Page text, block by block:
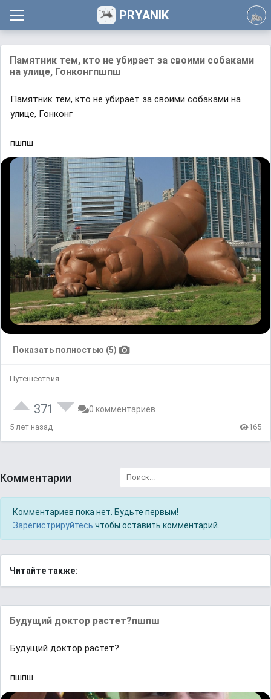
PRYANIK
Памятник тем, кто не убирает за своими собаками
на улице, Гонконгпшпш
Памятник тем, кто не убирает за своими собаками на
улице, Гонконг
пшпш
Показать полностью (5)
Путешествия
371 0 комментариев
5 лет назад 165
Комментарии
Комментариев пока нет. Будьте первым!
Зарегистрируйтесь чтобы оставить комментарий.
Читайте также:
Будущий доктор растет?пшпш
Будущий доктор растет?
пшпш